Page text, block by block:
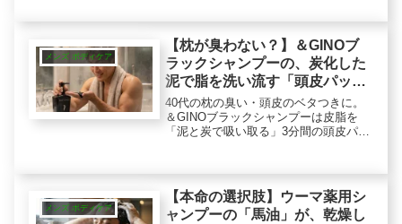
教えます。
メンズ ボディケア
【枕が臭わない？】＆GINOブ
ラックシャンプーの、炭化した
泥で脂を洗い流す「頭皮パッ
ク」
40代の枕の臭い・頭皮のベタつきに。
＆GINOブラックシャンプーは皮脂を
「泥と炭で吸い取る」3分間の頭皮パッ
底解説。夕方の清潔感にアプローチす
る一本。
メンズ ボディケア
【本命の選択肢】ウーマ薬用シ
ャンプーの「馬油」が、乾燥し